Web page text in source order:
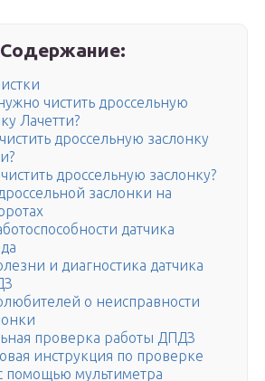
Содержание:
чистить дроссельную
Лачетти?
дроссельную заслонку
дроссельную заслонку?
заслонки на
датчика
и диагностика датчика
о неисправности
проверка работы ДПДЗ
инструкция по проверке
помощью мультиметра